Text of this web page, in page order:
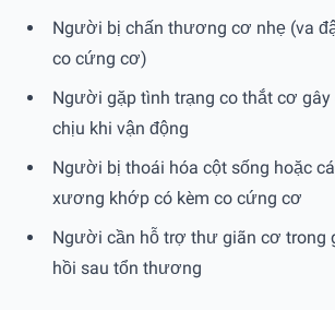
Người bị chấn thương cơ nhẹ (va
co cứng cơ)
Người gặp tình trạng co thắt cơ gây
chịu khi vận động
Người bị thoái hóa cột sống hoặc
xương khớp có kèm co cứng cơ
Người cần hỗ trợ thư giãn cơ trong
hồi sau tổn thương